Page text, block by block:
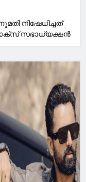
നിഷേധിച്ചത്
സഭാധ്യക്ഷന്‍